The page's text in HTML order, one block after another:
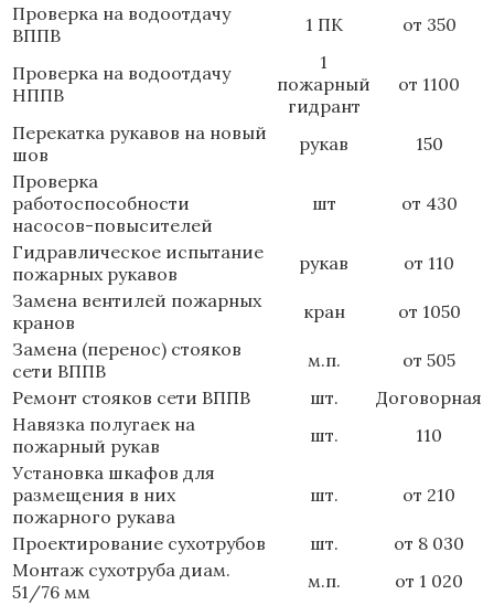
Проверка на водоотдачу
ВППВ
1 ПК от 350
Проверка на водоотдачу
НППВ
1
пожарный
гидрант
от 1100
Перекатка рукавов на новый
шов
рукав
150
Проверка
работоспособности
насосов-повысителей
шт от 430
Гидравлическое испытание
пожарных рукавов
рукав
от 110
Замена вентилей пожарных
кранов
кран
от 1050
Замена (перенос) стояков
сети ВППВ
м.п.
от 505
Ремонт стояков сети ВППВ
шт.
Договорная
Навязка полугаек на
пожарный рукав
шт.
110
Установка шкафов для
размещения в них
пожарного рукава
шт. от 210
Проектирование сухотрубов шт.
от 8 030
Монтаж сухотруба диам.
51/76 мм
м.п.
от 1 020